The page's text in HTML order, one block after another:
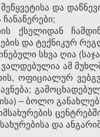
და
ქსელიდან
და ტექნიკურ
სხვა ღია
ამ
ოფიციალურ
– ბოლო
და